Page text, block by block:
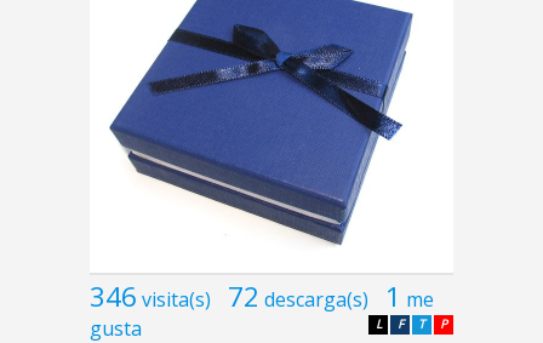
346 visita(s) 72 descarga(s) 1 me
gusta
P
T
F
L